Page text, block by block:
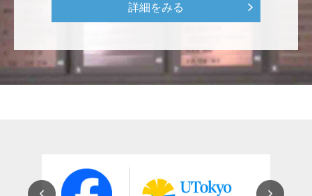
な気持ちです。 <ソンマ・ヴェスヴィアーナ発掘調査
株式会社Ｌｅｇａｌｓｃａｐｅ
三好 弘晃
詳細をみる